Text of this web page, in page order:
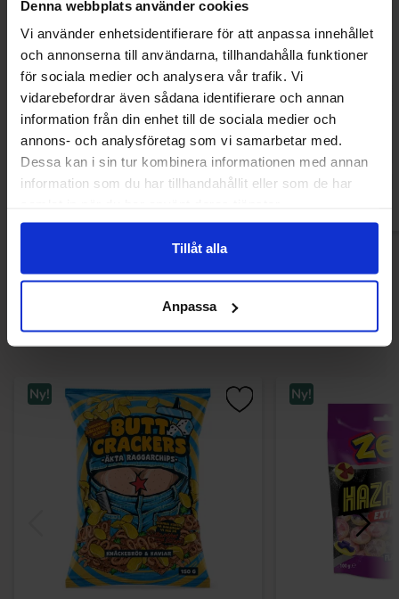
Denna webbplats använder cookies
Vi använder enhetsidentifierare för att anpassa innehållet
och annonserna till användarna, tillhandahålla funktioner
för sociala medier och analysera vår trafik. Vi
vidarebefordrar även sådana identifierare och annan
information från din enhet till de sociala medier och
annons- och analysföretag som vi samarbetar med.
Dessa kan i sin tur kombinera informationen med annan
information som du har tillhandahållit eller som de har
Tillåt alla
Anpassa
Betty Crocker Cream Cheese Style Icing
400g
74.90 kr
Køb
Bakmix
Andre kunne lide
Ny! Ny!